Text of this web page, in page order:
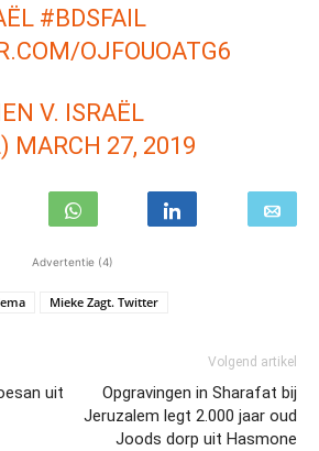
#BDSFAIL
OJFOUOATG6
V. ISRAËL
MARCH 27, 2019
Advertentie (4)
Mieke Zagt. Twitter
uit
Volgend artikel
Opgravingen in Sharafat bij
Jeruzalem legt 2.000 jaar oud
Joods dorp uit Hasmone